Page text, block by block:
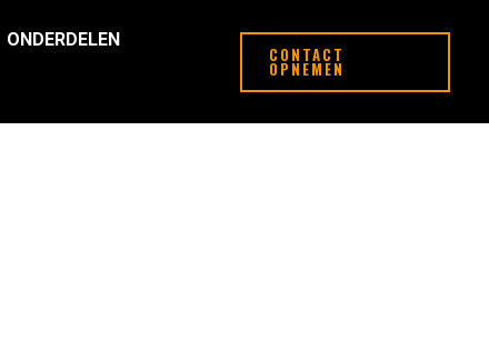
ONDERDELEN
CONTACT
OPNEMEN